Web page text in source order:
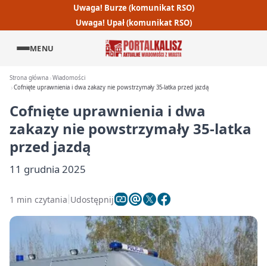
Uwaga! Burze (komunikat RSO)
Uwaga! Upał (komunikat RSO)
MENU
Strona główna Wiadomości
Cofnięte uprawnienia i dwa zakazy nie powstrzymały 35-latka przed jazdą
Cofnięte uprawnienia i dwa
zakazy nie powstrzymały 35-latka
przed jazdą
11 grudnia 2025
1 min czytania Udostępnij